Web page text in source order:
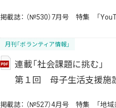
掲載誌： （№530）7月号 特集 「
月刊「ボランティア情報」
連載「社会課題に挑む」
第１回 母子生活支援施
掲載誌： （№527）4月号 特集 「地域